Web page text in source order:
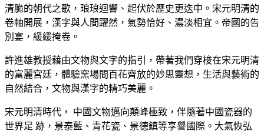
清脆的朝代之歌，琅琅迴響、起伏於歷史更迭中。宋元明清的
卷軸開展，漢字與人間躍然，氣勢恰好、濃淡相宜。帝國的告
別宴，緩緩掩卷。
許進雄教授藉由文物與文字的指引，帶著我們穿梭在宋元明清
的富麗宮廷，體驗窯場間百花齊放的妙思靈想，生活與藝術的
自然結合，文物與漢字的精巧美麗。
宋元明清時代， 中國文物邁向顛峰極致，伴隨著中國瓷器的
世界足 跡，景泰藍、青花瓷、景德鎮等享譽國際。大氣恢弘